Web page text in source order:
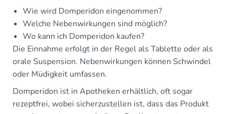
Wie wird Domperidon eingenommen?
Welche Nebenwirkungen sind möglich?
Wo kann ich Domperidon kaufen?
Die Einnahme erfolgt in der Regel als Tablette oder als
orale Suspension. Nebenwirkungen können Schwindel
oder Müdigkeit umfassen.
Domperidon ist in Apotheken erhältlich, oft sogar
rezeptfrei, wobei sicherzustellen ist, dass das Produkt